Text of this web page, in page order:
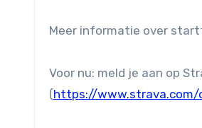
Meer informatie over
Voor nu: meld je aan op
(https://www.strava.com/